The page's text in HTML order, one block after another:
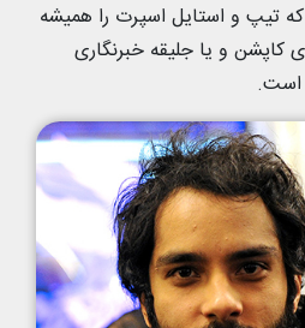
که تیپ و استایل اسپرت را همیشه
و یا جلیقه خبرنگاری
است.